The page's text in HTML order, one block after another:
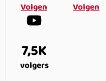
Volgen
Volgen
7,5K
volgers